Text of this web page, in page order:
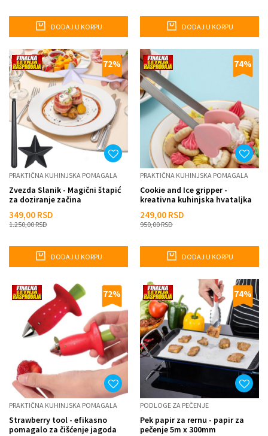
DODAJ U KORPU DODAJ U KORPU
72%
PRAKTIČNA KUHINJSKA POMAGALA
Zvezda Slanik - Magični štapić
za doziranje začina
349,00 RSD
1.250,00RSD
DODAJ U KORPU
74%
PRAKTIČNA KUHINJSKA POMAGALA
Cookie and Ice gripper -
kreativna kuhinjska hvataljka
249,00 RSD
950,00RSD
DODAJ U KORPU
72%
PRAKTIČNA KUHINJSKA POMAGALA
Strawberry tool - efikasno
pomagalo za čišćenje jagoda
74%
PODLOGE ZA PEČENJE
Pek papir za rernu - papir za
pečenje 5m x 300mm